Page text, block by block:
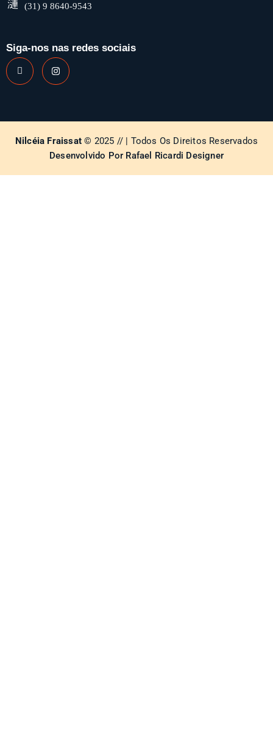
(31) 9 8640-9543
Siga-nos nas redes sociais
Nilcéia Fraissat © 2025 // | Todos Os Direitos Reservados
Desenvolvido Por Rafael Ricardi Designer